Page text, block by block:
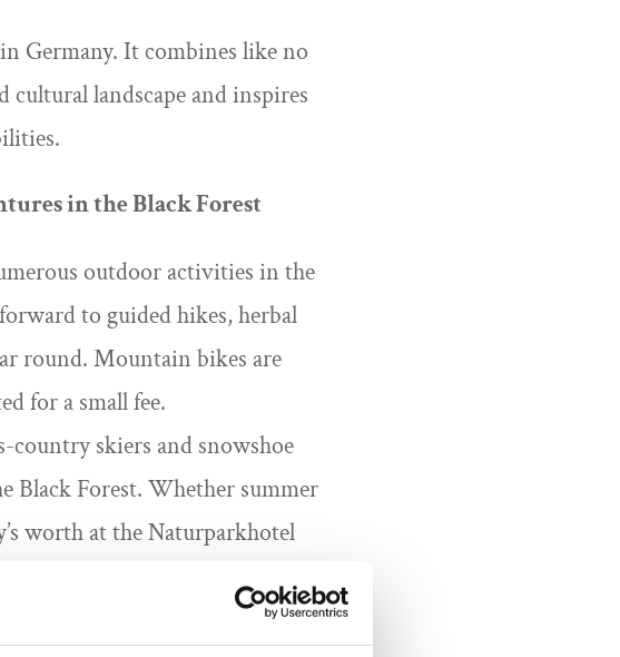
Germany. It combines like no
landscape and inspires
in the Black Forest
outdoor activities in the
to guided hikes, herbal
round. Mountain bikes are
for a small fee.
country skiers and snowshoe
Black Forest. Whether summer
worth at the Naturparkhotel